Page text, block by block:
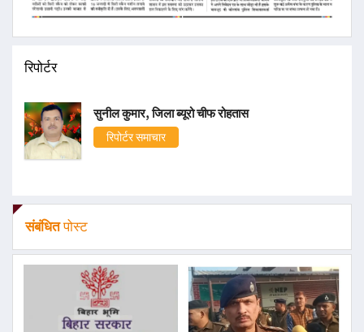
रिपोर्टर
सुनील कुमार, जिला ब्यूरो चीफ रोहतास
रिपोर्टर समाचार
संबंधितपोस्ट